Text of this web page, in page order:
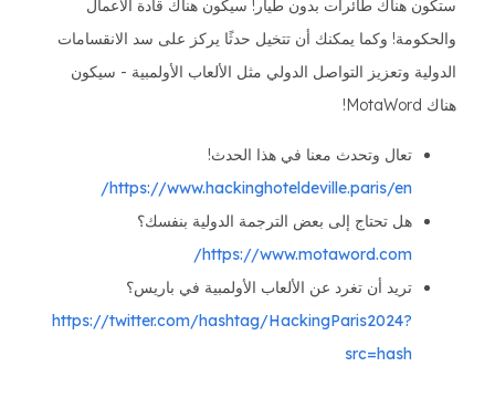
ستكون هناك طائرات بدون طيار! سيكون هناك قادة الأعمال
والحكومة! وكما يمكنك أن تتخيل حدثًا يركز على سد الانقسامات
الدولية وتعزيز التواصل الدولي مثل الألعاب الأولمبية - سيكون
هناك MotaWord!
تعال وتحدث معنا في هذا الحدث!
https://www.hackinghoteldeville.paris/en/
هل تحتاج إلى بعض الترجمة الدولية بنفسك؟
https://www.motaword.com/
تريد أن تغرد عن الألعاب الأولمبية في باريس؟
https://twitter.com/hashtag/HackingParis2024?
src=hash